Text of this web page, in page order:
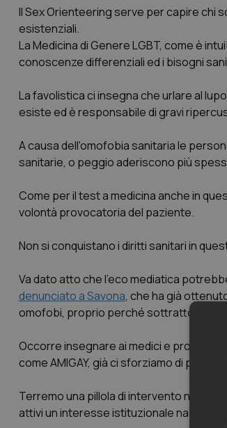
Il Sex Orienteering serve per capire chi
esistenziali.
La Medicina di Genere LGBT, come è
conoscenze differenziali ed i bisogni
La favolistica ci insegna che urlare al
esiste ed è responsabile di gravi
A causa dell'omofobia sanitaria le
sanitarie, o peggio aderiscono più
Come per il test a medicina anche in
volontà provocatoria del paziente.
Non si conquistano i diritti sanitari in
Va dato atto che l'eco mediatica
denunciato a Savona, che ha già
omofobi, proprio perché sottratto
Occorre insegnare ai medici e
come AMIGAY, già ci sforziamo di
Terremo una pillola di intervento nel
attivi un interesse istituzionale